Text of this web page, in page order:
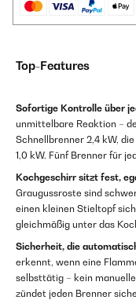
Top-Features
Sofortige Kontrolle über
unmittelbare Reaktion –
Schnellbrenner 2,4 kW,
1,0 kW. Fünf Brenner für
Kochgeschirr sitzt fest,
Graugussroste sind
einen kleinen Stieltopf
gleichmäßig unter das
Sicherheit, die
erkennt, wenn eine
selbsttätig – kein
zündet jeden Brenner